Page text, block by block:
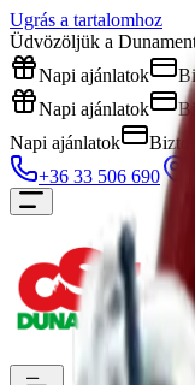
Ugrás a tartalomhoz
Üdvözöljük a
Napi ajánlatok
Napi ajánlatok
Napi ajánlatok
+36 33 506 690